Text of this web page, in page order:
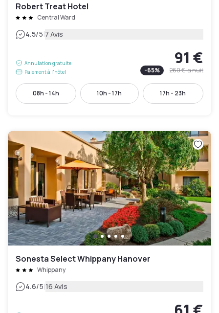
Robert Treat Hotel
Central Ward
4.5/5|7 Avis
Annulation gratuite
Paiement à l'hôtel
91 €
-65% 260 €la nuit
08h - 14h 10h - 17h 17h - 23h
Sonesta Select Whippany Hanover
Whippany
4.6/5|16 Avis